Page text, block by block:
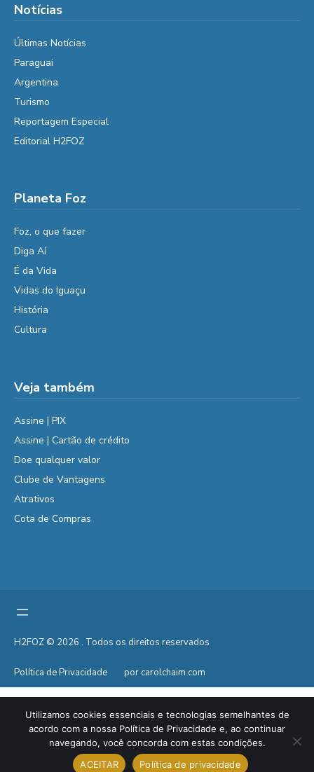
Notícias
Últimas Notícias
Paraguai
Argentina
Turismo
Reportagem Especial
Editorial H2FOZ
Planeta Foz
Foz, o que fazer
Diga Aí
É da Vida
Vidas do Iguaçu
História
Cultura
Veja também
Assine | PIX
Assine | Cartão de crédito
Doe qualquer valor
Clube de Vantagens
Atrativos
Cota de Compras
H2FOZ © 2026 . Todos os direitos reservados
Política de Privacidade por carolchaim.com
Utilizamos cookies essenciais e tecnologias semelhantes de
acordo com a nossa Política de Privacidade e, ao continuar
navegando, você concorda com estas condições.
ACEITAR
Política de privacidade